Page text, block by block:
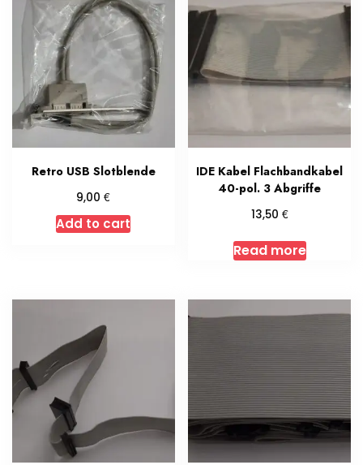
Retro USB Slotblende
9,00€
Add to cart
IDE Kabel Flachbandkabel
40-pol. 3 Abgriffe
13,50 €
Read more